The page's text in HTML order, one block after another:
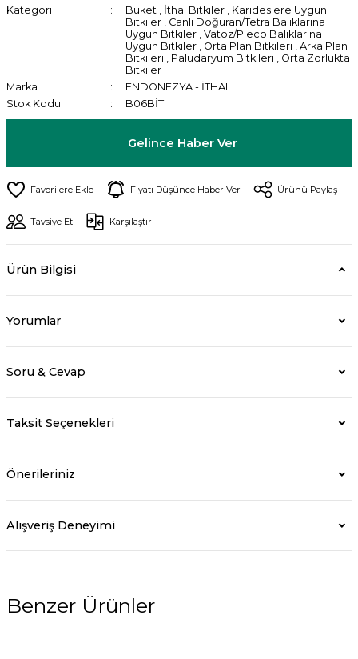
Kategori Buket İthal Bitkiler
Karideslere Uygun
Bitkiler
Canlı Doğuran/Tetra Balıklarına
Uygun Bitkiler
Vatoz/Pleco Balıklarına
Uygun Bitkiler
Orta Plan Bitkileri
Arka Plan
Bitkileri
Paludaryum Bitkileri
Orta Zorlukta
Bitkiler
Marka
ENDONEZYA - İTHAL
Stok Kodu
B06BİT
Gelince Haber Ver
Fiyatı Düşünce Haber Ver Ürünü Paylaş
Tavsiye Et Karşılaştır
Ürün Bilgisi
Yorumlar
Soru & Cevap
Taksit Seçenekleri
Önerileriniz
Alışveriş Deneyimi
Benzer Ürünler